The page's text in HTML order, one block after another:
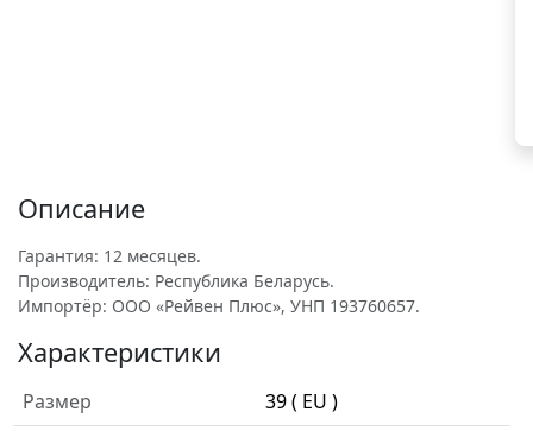
Описание
Гарантия: 12 месяцев.
Производитель: Республика Беларусь.
Импортёр: ООО «Рейвен Плюс», УНП 193760657.
Характеристики
Размер 39 ( EU )